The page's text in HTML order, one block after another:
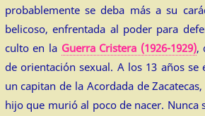
probablemente se deba más a su
belicoso, enfrentada al poder para
culto en la Guerra Cristera (1926-1929),
de orientación sexual. A los 13 años se
un capitan de la Acordada de
hijo que murió al poco de nacer. Nunca